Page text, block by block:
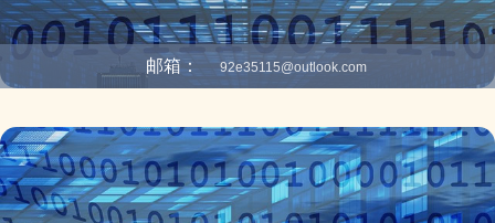
邮箱： 92e35115@outlook.com